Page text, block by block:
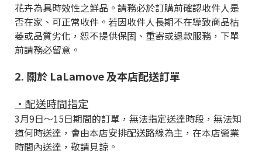
花卉為具時效性之鮮品。請務必於訂購前確認收件人是
否在家、可正常收件。若因收件人長期不在導致商品枯
萎或品質劣化，恕不提供保固、重寄或退款服務，下單
前請務必留意。
2. 關於 LaLamove 及本店配送訂單
・配送時間指定
3月9日～15日期間的訂單，無法指定送達時段，無法知
道何時送達，會由本店安排配送路線為主，在本店營業
時間內送達，敬請見諒。